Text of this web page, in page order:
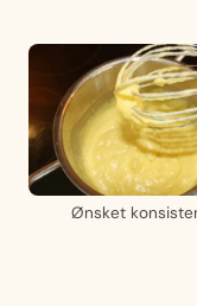
Ønsket